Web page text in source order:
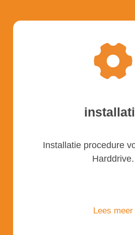
Installatie procedure
Harddrive.
Lees meer